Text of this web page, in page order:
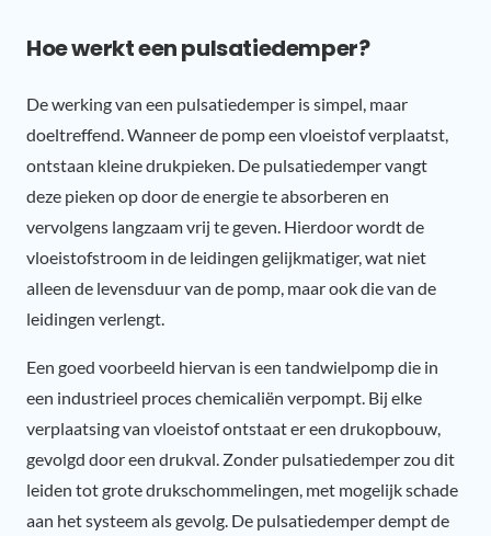
Hoe werkt een pulsatiedemper?
De werking van een pulsatiedemper is simpel, maar
doeltreffend. Wanneer de pomp een vloeistof verplaatst,
ontstaan kleine drukpieken. De pulsatiedemper vangt
deze pieken op door de energie te absorberen en
vervolgens langzaam vrij te geven. Hierdoor wordt de
vloeistofstroom in de leidingen gelijkmatiger, wat niet
alleen de levensduur van de pomp, maar ook die van de
leidingen verlengt.
Een goed voorbeeld hiervan is een tandwielpomp die in
een industrieel proces chemicaliën verpompt. Bij elke
verplaatsing van vloeistof ontstaat er een drukopbouw,
gevolgd door een drukval. Zonder pulsatiedemper zou dit
leiden tot grote drukschommelingen, met mogelijk schade
aan het systeem als gevolg. De pulsatiedemper dempt de